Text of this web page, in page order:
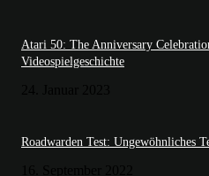
Atari 50: The Anniversary
Videospielgeschichte
Roadwarden Test: Ungewöhnliches